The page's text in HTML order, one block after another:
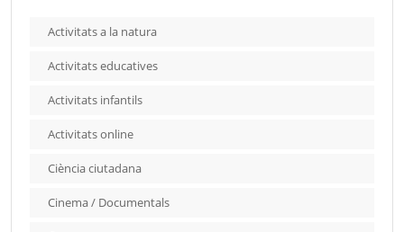
Activitats a la natura
Activitats educatives
Activitats infantils
Activitats online
Ciència ciutadana
Cinema / Documentals